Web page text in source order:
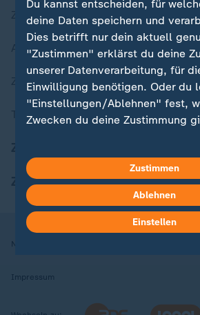
Zuletzt veröffentlicht
Aktuelle Sendungs-Videos
ZDFheute Stories
Themen im Überblick
ZDFheute Apps
Nutzungsbedingungen
Impressum
Du kannst entscheiden, für
deine Daten speichern und
Dies betrifft nur dein aktuell
"Zustimmen" erklärst du deine
unserer Datenverarbeitung, für
Einwilligung benötigen. Oder du
"Einstellungen/Ablehnen" fest,
Zwecken du deine Zustimmung
in deinen Einstellungen
Hier findest du das Impressum.
Weitere Informationen findest du
Datenschutzerklärung.
Zustimmen
Ablehnen
Einstellen